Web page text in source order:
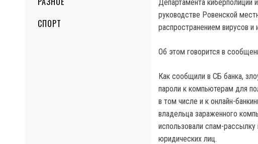
СПОРТ
Департамента киберполиции
руководстве Ровенской
распространением вирусов и
Об этом говорится в
Как сообщили в СБ банка,
пароли к компьютерам для
в том числе и к онлайн-
владельца зараженного
использовали спам-
юридических лиц.